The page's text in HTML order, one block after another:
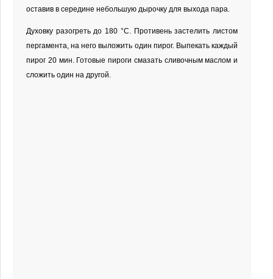
оставив в середине небольшую дырочку для выхода пара.
Духовку разогреть до 180 °C. Противень застелить листом
пергамента, на него выложить один пирог. Выпекать каждый
пирог 20 мин. Готовые пироги смазать сливочным маслом и
сложить один на другой.